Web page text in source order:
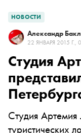
НОВОСТИ
Александр
22 ЯНВАРЯ 2015 Г.,
Студия
Студия
туристических